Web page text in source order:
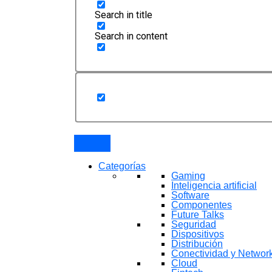
Search in title
Search in content
Categorías
Gaming
Inteligencia artificial
Software
Componentes
Future Talks
Seguridad
Dispositivos
Distribución
Conectividad y
Cloud